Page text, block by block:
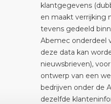
klantgegevens
en maakt verrijking
tevens gedeeld
Abemec onderdeel
deze data kan
nieuwsbrieven),
ontwerp van een
bedrijven onder de
dezelfde